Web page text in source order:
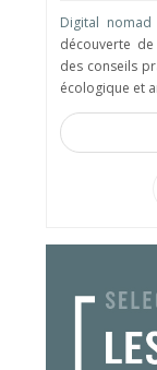
Digital
découverte
des conseils
écologique et